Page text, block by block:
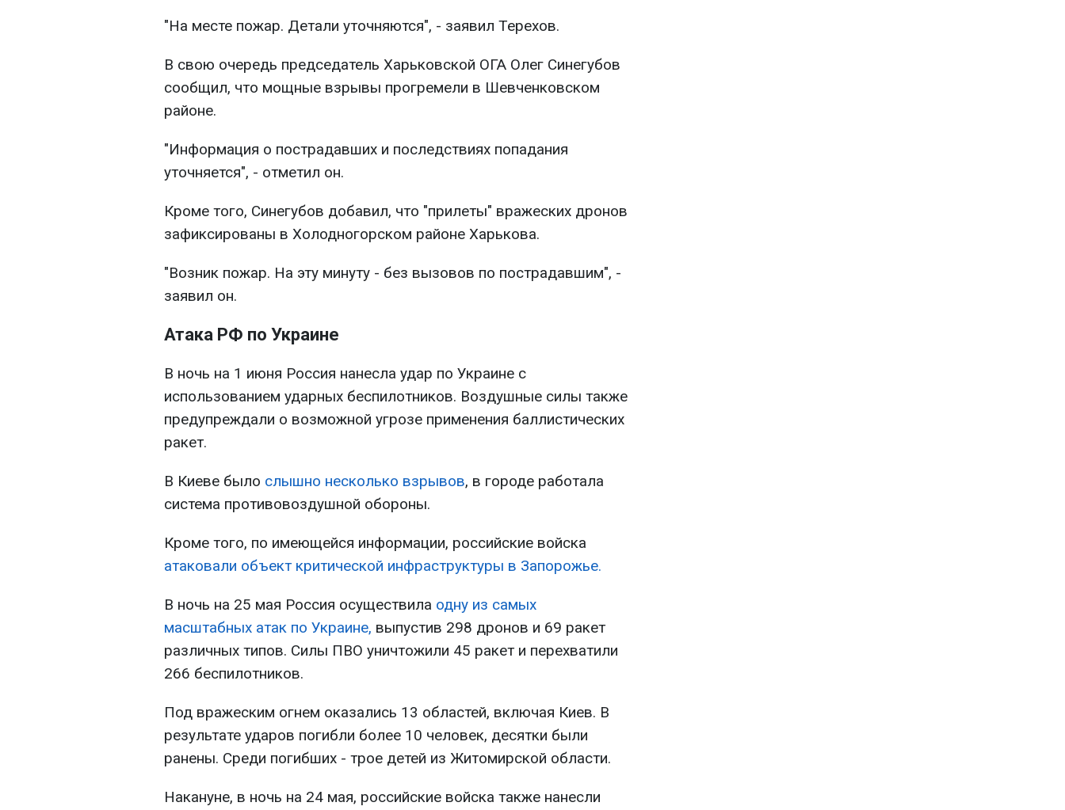
"На месте пожар. Детали уточняются", - заявил Терехов.
В свою очередь председатель Харьковской ОГА Олег Синегубов
сообщил, что мощные взрывы прогремели в Шевченковском
районе.
"Информация о пострадавших и последствиях попадания
уточняется", - отметил он.
Кроме того, Синегубов добавил, что "прилеты" вражеских дронов
зафиксированы в Холодногорском районе Харькова.
"Возник пожар. На эту минуту - без вызовов по пострадавшим", -
заявил он.
Атака РФ по Украине
В ночь на 1 июня Россия нанесла удар по Украине с
использованием ударных беспилотников. Воздушные силы также
предупреждали о возможной угрозе применения баллистических
ракет.
В Киеве было слышно несколько взрывов, в городе работала
система противовоздушной обороны.
Кроме того, по имеющейся информации, российские войска
атаковали объект критической инфраструктуры в Запорожье.
В ночь на 25 мая Россия осуществила одну из самых
масштабных атак по Украине, выпустив 298 дронов и 69 ракет
различных типов. Силы ПВО уничтожили 45 ракет и перехватили
266 беспилотников.
Под вражеским огнем оказались 13 областей, включая Киев. В
результате ударов погибли более 10 человек, десятки были
ранены. Среди погибших - трое детей из Житомирской области.
Накануне, в ночь на 24 мая, российские войска также нанесли